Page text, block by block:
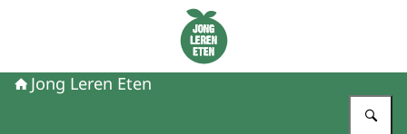
Naar de homepage van Jong Leren Eten
Jong Leren Eten